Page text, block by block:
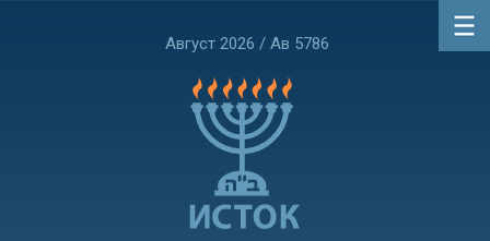
Август 2026 / Ав 5786